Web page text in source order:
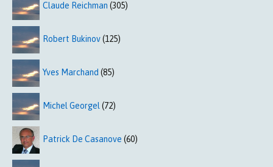
Claude Reichman (305)
Robert Bukinov(125)
Yves Marchand (85)
Michel Georgel (72)
Patrick De Casanove (60)